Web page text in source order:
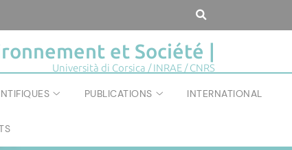
et Société |
Università di Corsica / INRAE / CNRS
PUBLICATIONS INTERNATIONAL